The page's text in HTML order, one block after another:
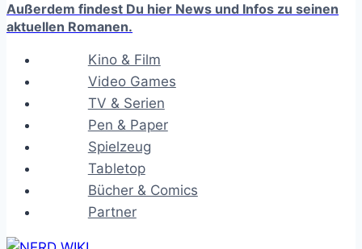
Außerdem findest Du hier News und Infos zu seinen
aktuellen Romanen.
Kino & Film
Video Games
TV & Serien
Pen & Paper
Spielzeug
Tabletop
Bücher & Comics
Partner